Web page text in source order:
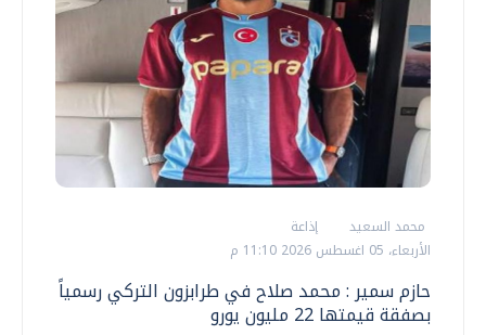
محمد السعيد
إذاعة
الأربعاء، 05 اغسطس 2026 11:10 م
حازم سمير : محمد صلاح في طرابزون التركي رسمياً
بصفقة قيمتها 22 مليون يورو